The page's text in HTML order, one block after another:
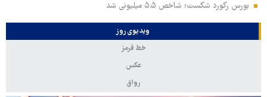
بورس رکورد شکست؛ شاخص ۵.۵ میلیونی شد
ویدیوی روز
خط قرمز
عکس
رواق